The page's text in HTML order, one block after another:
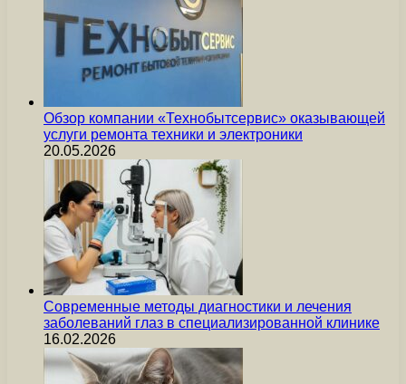
Обзор компании «Технобытсервис» оказывающей
услуги ремонта техники и электроники
20.05.2026
Современные методы диагностики и лечения
заболеваний глаз в специализированной клинике
16.02.2026